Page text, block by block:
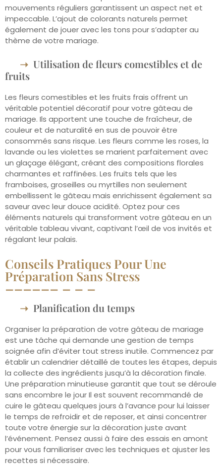
mouvements réguliers garantissent un aspect net et
impeccable. L’ajout de colorants naturels permet
également de jouer avec les tons pour s’adapter au
thème de votre mariage.
Utilisation de fleurs comestibles et de
fruits
Les fleurs comestibles et les fruits frais offrent un
véritable potentiel décoratif pour votre gâteau de
mariage. Ils apportent une touche de fraîcheur, de
couleur et de naturalité en sus de pouvoir être
consommés sans risque. Les fleurs comme les roses, la
lavande ou les violettes se marient parfaitement avec
un glaçage élégant, créant des compositions florales
charmantes et raffinées. Les fruits tels que les
framboises, groseilles ou myrtilles non seulement
embellissent le gâteau mais enrichissent également sa
saveur avec leur douce acidité. Optez pour ces
éléments naturels qui transforment votre gâteau en un
véritable tableau vivant, captivant l’œil de vos invités et
régalant leur palais.
Conseils Pratiques Pour Une
Préparation Sans Stress
Planification du temps
Organiser la préparation de votre gâteau de mariage
est une tâche qui demande une gestion de temps
soignée afin d’éviter tout stress inutile. Commencez par
établir un calendrier détaillé de toutes les étapes, depuis
la collecte des ingrédients jusqu’à la décoration finale.
Une préparation minutieuse garantit que tout se déroule
sans encombre le jour Il est souvent recommandé de
cuire le gâteau quelques jours à l’avance pour lui laisser
le temps de refroidir et de reposer, et ainsi concentrer
toute votre énergie sur la décoration juste avant
l’événement. Pensez aussi à faire des essais en amont
pour vous familiariser avec les techniques et ajuster les
recettes si nécessaire.